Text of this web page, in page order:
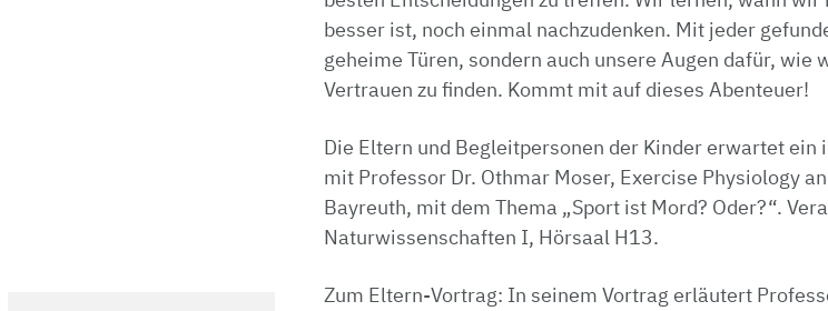
besser ist, noch einmal nachzuden­ken. Mit jeder
geheime Türen, sondern auch unsere Augen dafür, wie
Vertrauen zu fin­den. Kommt mit auf dieses Abenteuer!
Die Eltern und Begleitpersonen der Kinder erwartet
mit Professor Dr. Othmar Moser, Exercise Physiology
Bayreuth, mit dem Thema „Sport ist Mord? Oder?“.
Naturwissenschaften I, Hörsaal H13.
Zum Eltern-Vortrag: In seinem Vortrag erläutert